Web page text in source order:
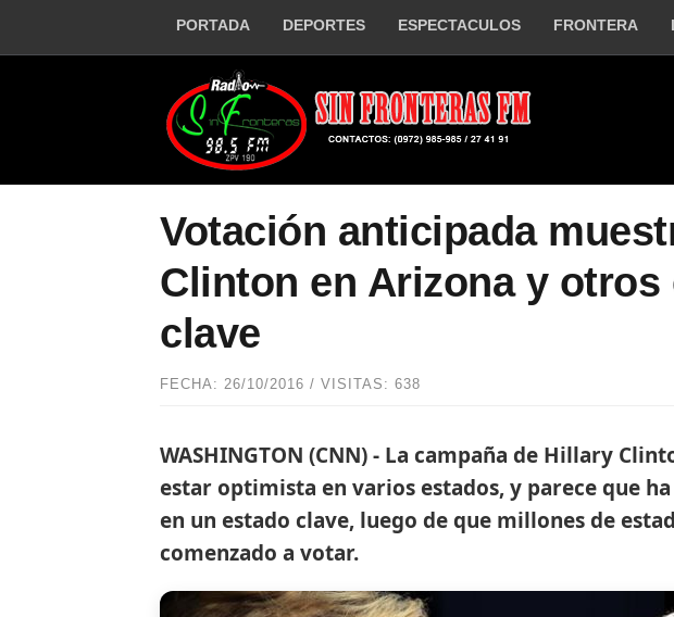
PORTADA DEPORTES ESPECTACULOS FRONTERA
Votación anticipada
Clinton en Arizona y otros
clave
FECHA: 26/10/2016 / VISITAS: 638
WASHINGTON (CNN) - La campaña de Hillary
estar optimista en varios estados, y parece que
en un estado clave, luego de que millones de
comenzado a votar.